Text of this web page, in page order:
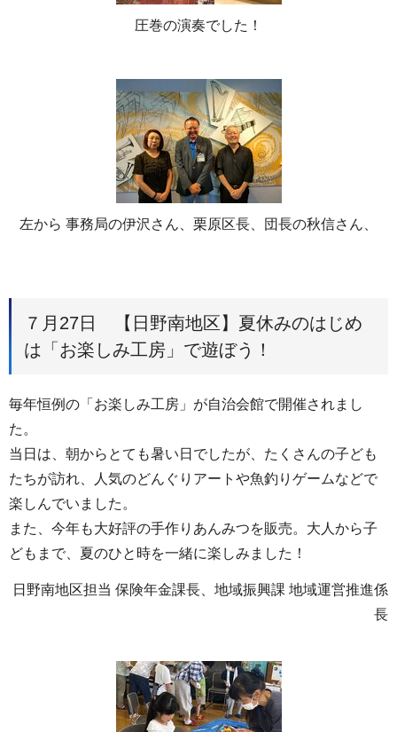
圧巻の演奏でした！
左から 事務局の伊沢さん、栗原区長、団長の秋信さん、
７月27日 【日野南地区】夏休みのはじめ
は「お楽しみ工房」で遊ぼう！
毎年恒例の「お楽しみ工房」が自治会館で開催されまし
た。
当日は、朝からとても暑い日でしたが、たくさんの子ども
たちが訪れ、人気のどんぐりアートや魚釣りゲームなどで
楽しんでいました。
また、今年も大好評の手作りあんみつを販売。大人から子
どもまで、夏のひと時を一緒に楽しみました！
日野南地区担当 保険年金課長、地域振興課 地域運営推進係
長